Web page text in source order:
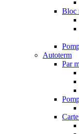
Bloc
Autoterm
Par